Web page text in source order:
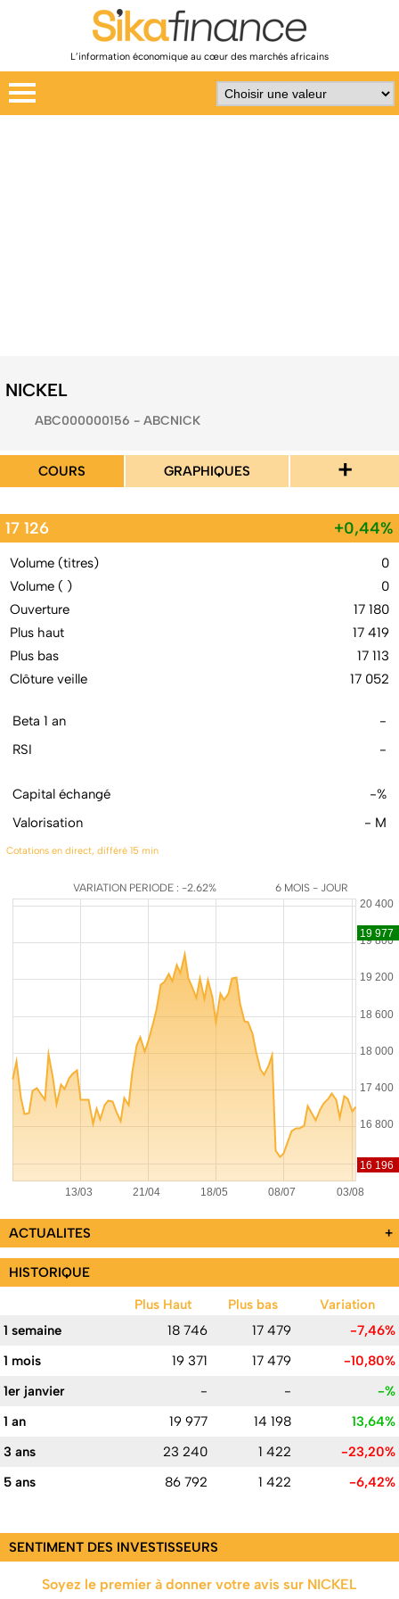
L’information économique au cœur des marchés africains
NICKEL
ABC000000156 - ABCNICK
COURS GRAPHIQUES +
17 126 +0,44%
Volume (titres)
0
Volume ( )
0
Ouverture
17 180
Plus haut
17 419
Plus bas
17 113
Clôture veille
17 052
Beta 1 an
-
RSI
-
Capital échangé
-%
Valorisation
- M
Cotations en direct, différé 15 min
VARIATION PERIODE : -2.62% 6 MOIS - JOUR
ACTUALITES +
HISTORIQUE
Plus Haut
Plus bas
Variation
1 semaine
18 746 17 479
-7,46%
1 mois
19 371 17 479
-10,80%
1er janvier
- -
-%
1 an
19 977 14 198
13,64%
3 ans
23 240 1 422
-23,20%
5 ans
86 792 1 422 -6,42%
SENTIMENT DES INVESTISSEURS
Soyez le premier à donner votre avis sur NICKEL